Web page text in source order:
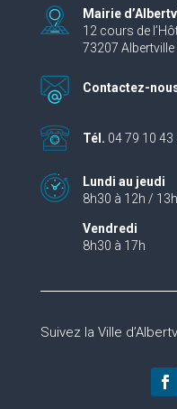
Mairie
12 cours de
73207 Albertville
Contactez-
Tél. 04 79 10 43
Lundi au jeudi
8h30 à 12h /
Vendredi
8h30 à 17h
Suivez la Ville